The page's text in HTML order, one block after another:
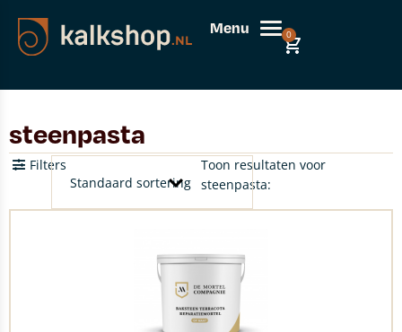
Menu 0
steenpasta
Toon resultaten voor
steenpasta:
Filters